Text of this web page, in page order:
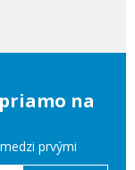
na
prvými